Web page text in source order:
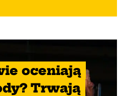
oceniają
Trwają